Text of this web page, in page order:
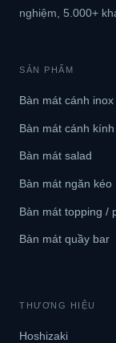
Ứng dụng
Liên hệ
nghiệm, 5.000+
SẢN PHẨM
Bàn mát cánh inox
Bàn mát cánh kính
Bàn mát salad
Bàn mát ngăn kéo
Bàn mát topping /
Bàn mát quầy bar
THƯƠNG HIỆU
Hoshizaki